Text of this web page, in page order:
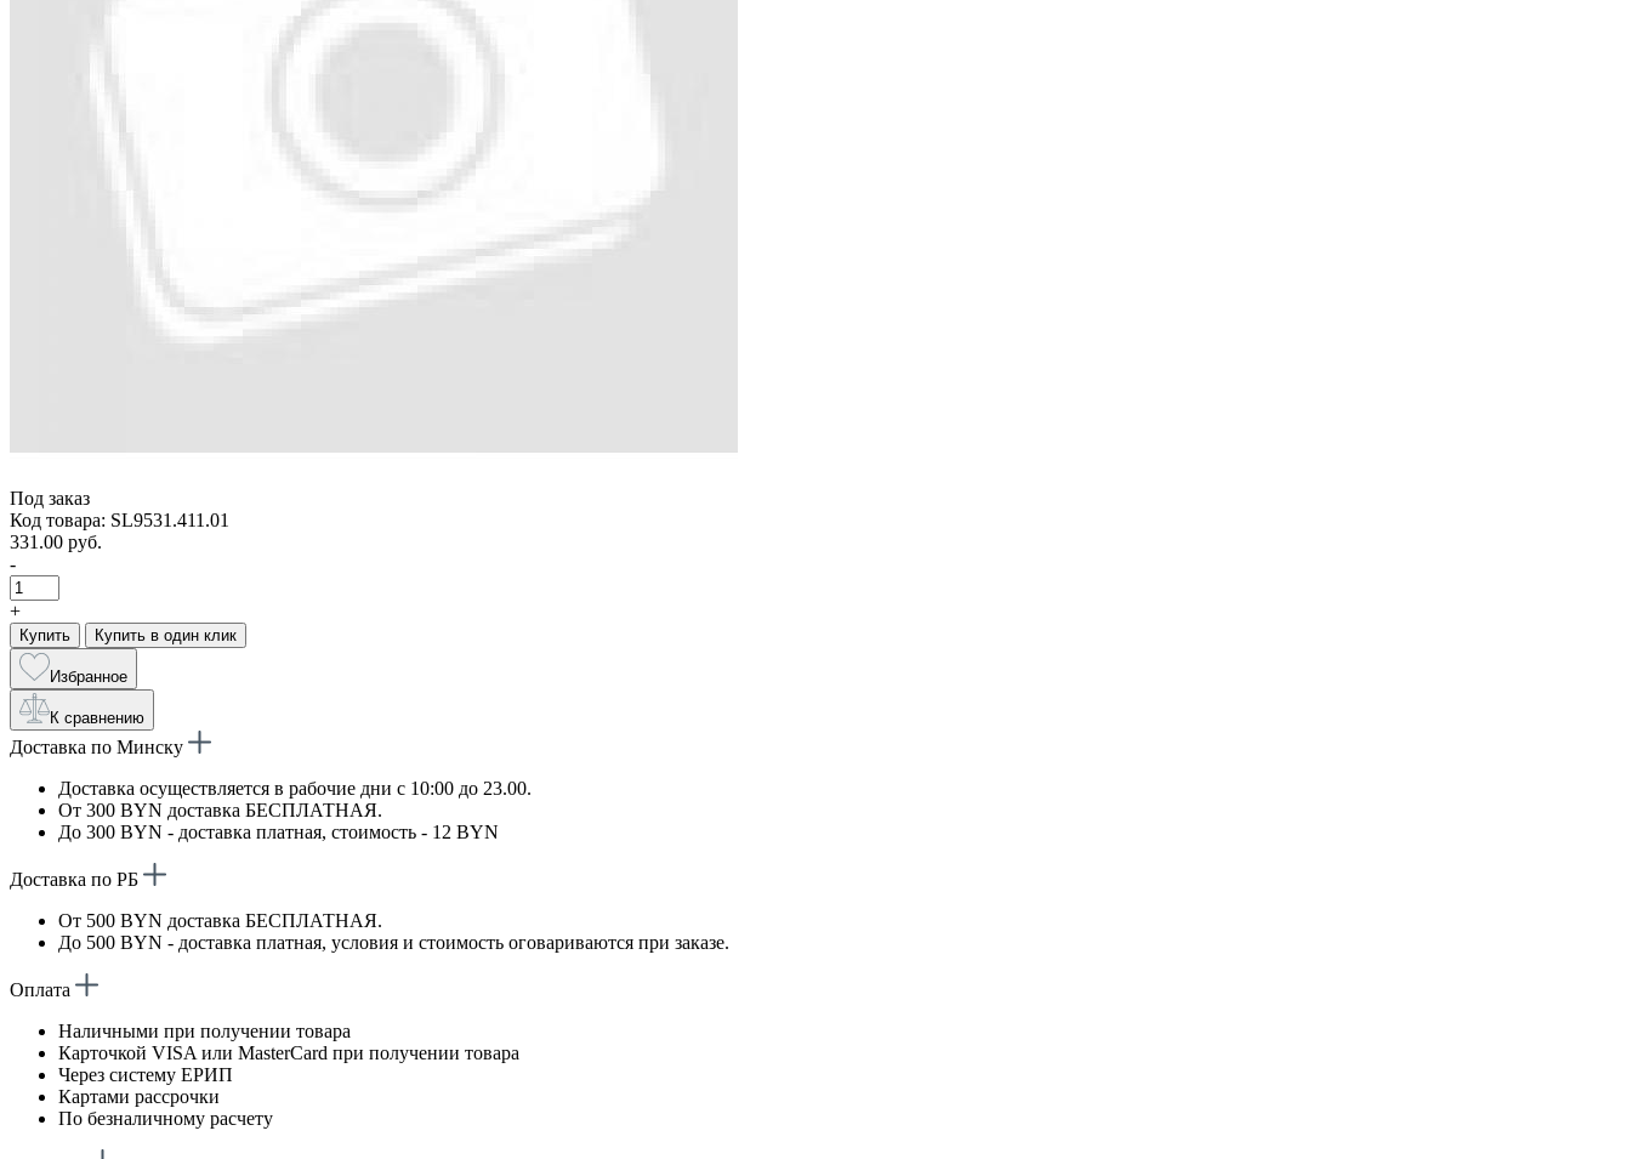
Под заказ
Код товара: SL9531.411.01
331.00 руб.
-
+
Купить Купить в один клик
Избранное
К сравнению
Доставка по Минску
Доставка осуществляется в рабочие дни с 10:00 до 23.00.
От 300 BYN доставка БЕСПЛАТНАЯ.
До 300 BYN - доставка платная, стоимость - 12 BYN
Доставка по РБ
От 500 BYN доставка БЕСПЛАТНАЯ.
До 500 BYN - доставка платная, условия и стоимость оговариваются при заказе.
Оплата
Наличными при получении товара
Карточкой VISA или MasterCard при получении товара
Через систему ЕРИП
Картами рассрочки
По безналичному расчету